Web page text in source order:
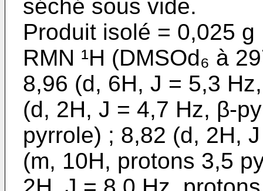
séché sous vide.
Produit isolé = 0,025
RMN ¹H (DMSOd₆ à
8,96 (d, 6H, J = 5,3
(d, 2H, J = 4,7 Hz, β-
pyrrole) ; 8,82 (d, 2H,
(m, 10H, protons 3,5